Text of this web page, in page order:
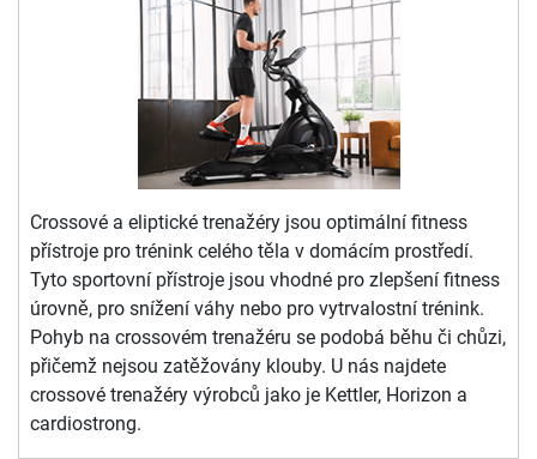
Crossové a eliptické trenažéry jsou optimální fitness
přístroje pro trénink celého těla v domácím prostředí.
Tyto sportovní přístroje jsou vhodné pro zlepšení fitness
úrovně, pro snížení váhy nebo pro vytrvalostní trénink.
Pohyb na crossovém trenažéru se podobá běhu či chůzi,
přičemž nejsou zatěžovány klouby. U nás najdete
crossové trenažéry výrobců jako je Kettler, Horizon a
cardiostrong.